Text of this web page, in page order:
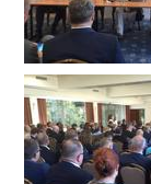
Media o
Mój